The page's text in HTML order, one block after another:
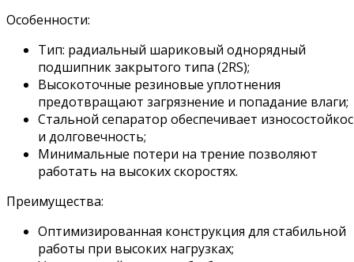
Особенности:
Тип: радиальный шариковый однорядный
подшипник закрытого типа (2RS);
Высокоточные резиновые уплотнения
предотвращают загрязнение и попадание влаги;
Стальной сепаратор обеспечивает
и долговечность;
Минимальные потери на трение позволяют
работать на высоких скоростях.
Преимущества:
Оптимизированная конструкция для стабильной
работы при высоких нагрузках;